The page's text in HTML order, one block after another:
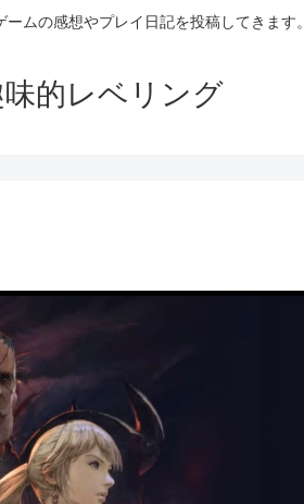
ームの感想やプレイ日記を投稿してきます。
味的レベリング